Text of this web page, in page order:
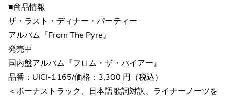
■商品情報
ザ・ラスト・ディナー・パーティー
アルバム『From The Pyre』
発売中
国内盤アルバム『フロム・ザ・パイアー』
品番：UICI-1165/価格：3,300 円（税込）
＜ボーナストラック、日本語歌詞対訳、ライナーノーツを